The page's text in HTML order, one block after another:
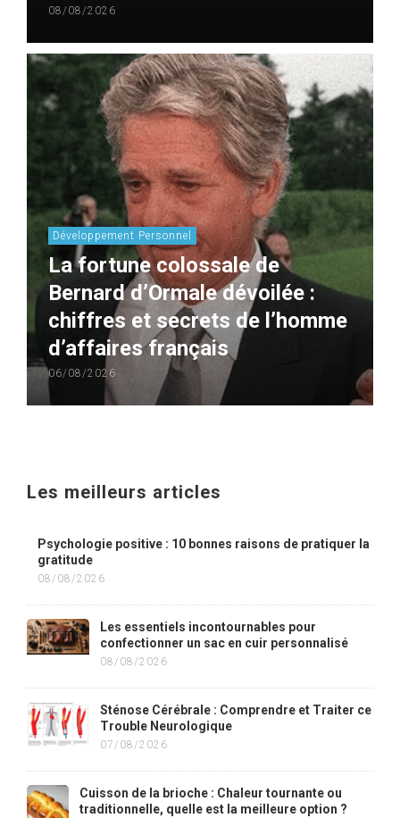
08/08/2026
Développement Personnel
La fortune colossale de
Bernard d’Ormale dévoilée :
chiffres et secrets de l’homme
d’affaires français
06/08/2026
Les meilleurs articles
Psychologie positive : 10 bonnes raisons de pratiquer la
gratitude
08/08/2026
Les essentiels incontournables pour
confectionner un sac en cuir personnalisé
08/08/2026
Sténose Cérébrale : Comprendre et Traiter ce
Trouble Neurologique
07/08/2026
Cuisson de la brioche : Chaleur tournante ou
traditionnelle, quelle est la meilleure option ?